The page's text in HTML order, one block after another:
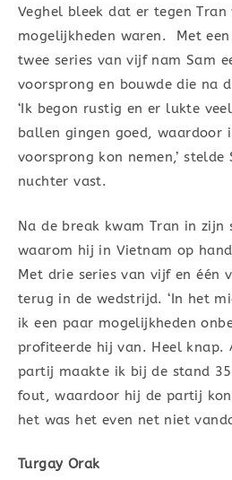
Veghel bleek dat er tegen
mogelijkheden waren. Met
twee series van vijf nam Sam
voorsprong en bouwde die na
‘Ik begon rustig en er lukte
ballen gingen goed, waardoor
voorsprong kon nemen,’
nuchter vast.
Na de break kwam Tran in zijn
waarom hij in Vietnam op
Met drie series van vijf en één
terug in de wedstrijd. ‘In het
ik een paar mogelijkheden
profiteerde hij van. Heel knap.
partij maakte ik bij de stand
fout, waardoor hij de partij
het was het even net niet
Turgay Orak